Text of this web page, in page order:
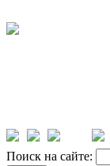
Поиск на сайте: